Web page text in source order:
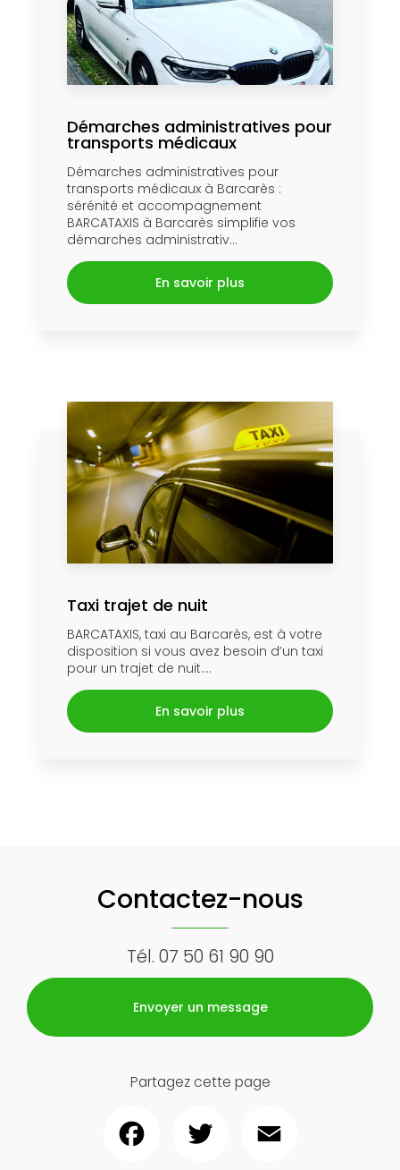
Démarches administratives pour
transports médicaux
Démarches administratives pour
transports médicaux à Barcarès :
sérénité et accompagnement
BARCATAXIS à Barcarès simplifie vos
démarches administrativ...
En savoir plus
Taxi trajet de nuit
BARCATAXIS, taxi au Barcarès, est à votre
disposition si vous avez besoin d’un taxi
pour un trajet de nuit....
En savoir plus
Contactez-nous
Tél. 07 50 61 90 90
Envoyer un message
Partagez cette page